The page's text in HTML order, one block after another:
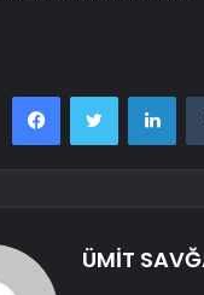
FacebookTwitter
ÜMİT